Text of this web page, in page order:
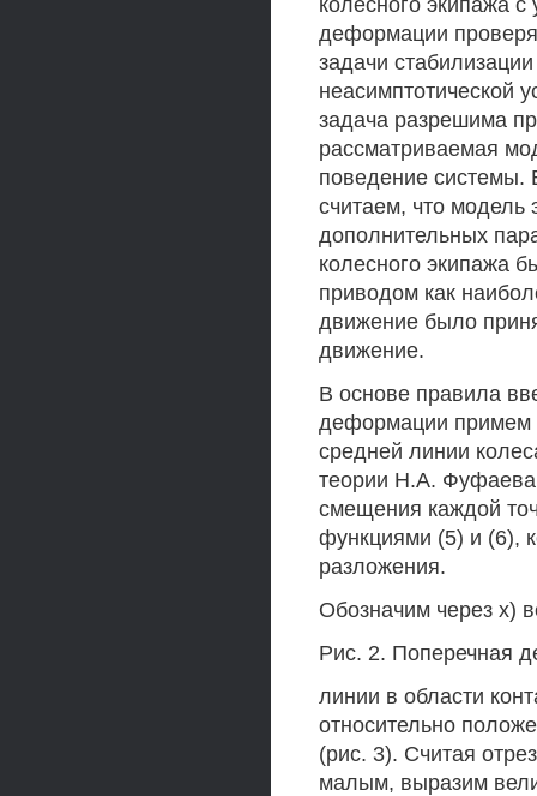
колесного экипажа
деформации
задачи
неасимптотической
задача разрешима
рассматриваемая
поведение системы.
считаем, что
дополнительных
колесного экипажа
приводом как
движение было
движение.
В основе правила
деформации примем
средней линии
теории H.A.
смещения каждой
функциями (5) и (6),
разложения.
Обозначим через х)
Рис. 2. Поперечная
линии в области
относительно
(рис. 3). Считая
малым, выразим